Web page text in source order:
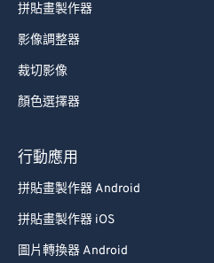
拼貼畫製作器
影像調整器
裁切影像
顏色選擇器
行動應用
拼貼畫製作器 Android
拼貼畫製作器 iOS
圖片轉換器 Android